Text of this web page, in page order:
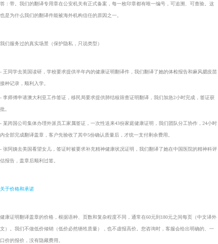
答：带。我们的翻译专用章在公安机关有正式备案，每一枚印章都有唯一编号，可追溯、可查验。这
也是为什么我们的翻译件能被海外机构信任的原因之一。
我们服务过的真实场景（保护隐私，只说类型）
- 王同学去英国读研，学校要求提供半年内的健康证明翻译件，我们翻译了她的体检报告和麻风腮疫苗
接种记录，顺利入学。
- 李师傅申请澳大利亚工作签证，移民局要求提供肺结核筛查证明翻译，我们加急2小时完成，签证获
批。
- 某跨国公司集体办理外派员工家属签证，一次性送来43份家庭健康证明，我们团队分工协作，24小时
内全部完成翻译盖章，客户先验收了其中5份确认质量后，才统一支付剩余费用。
- 张阿姨去美国看望女儿，签证时被要求补充精神健康状况证明，我们翻译了她在中国医院的精神科评
估报告，盖章后顺利过签。
关于价格和承诺
健康证明翻译盖章的价格，根据语种、页数和复杂程度不同，通常在60元到180元之间每页（中文译外
文）。我们不做低价倾销（低价必然牺牲质量），也不虚报高价。您咨询时，客服会给出明确的、一
口价的报价，没有隐藏费用。